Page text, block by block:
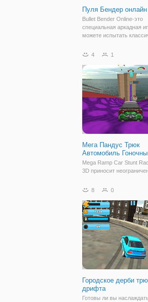
Пуля Бендер онлайн
Bullet Bender Online-это
специальная аркадная
можете испытать
пулю! Но на этот раз вы
траекторию пуль,
врагов и
4 1
Мега Пандус Трюк
Автомобиль
Mega Ramp Car Stunt
3D приносит
для любителей
спортивных
ждет вас, заработайте
8 0
Городское дерби
дрифта
Готовы ли вы